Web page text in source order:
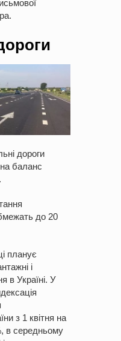
дороги
баланс
до 20
планує
і
в Україні. У
з 1 квітня на
в середньому